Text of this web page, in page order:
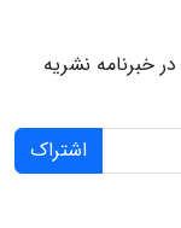
خبرنامه نشریه
اشتراک